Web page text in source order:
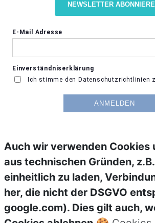
NEWSLETTER
Auch wir verwenden Cookies
aus technischen Gründen,
einheitlich zu laden,
her, die nicht der DSGVO
google.com). Dies gilt auch,